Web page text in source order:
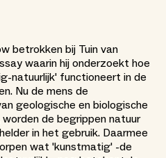
betrokken bij Tuin van
waarin hij onderzoekt hoe
natuurlijk' functioneert in de
Nu de mens de
geologische en biologische
de begrippen natuur
in het gebruik. Daarmee
wat 'kunstmatig' -de